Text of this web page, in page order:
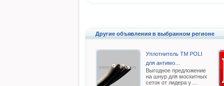
Другие объявления в выбранном регионе
Уплотнитель TM POLI
для антимо…
Выгодное предложение
на шнур для москитных
сеток от лидера у…